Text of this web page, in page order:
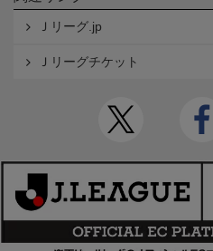
Ｊリーグ.jp
Ｊリーグチケット